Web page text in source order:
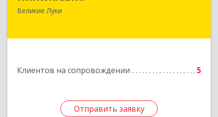
Великие Луки
Клиентов на сопровождении 5
Отправить заявку
Отправить заявку